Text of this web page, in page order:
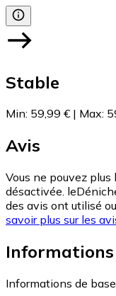
Stable
Min: 59,99 € | Max:
Avis
Vous ne pouvez
désactivée.
des avis ont utilisé
savoir plus sur les
Informations de base